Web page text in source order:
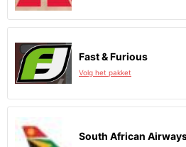
Fast & Furious
Volg het pakket
South African